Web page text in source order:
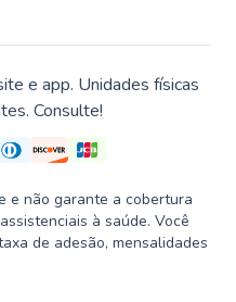
e app. Unidades físicas
Consulte!
e não garante a cobertura
à saúde. Você
de adesão, mensalidades